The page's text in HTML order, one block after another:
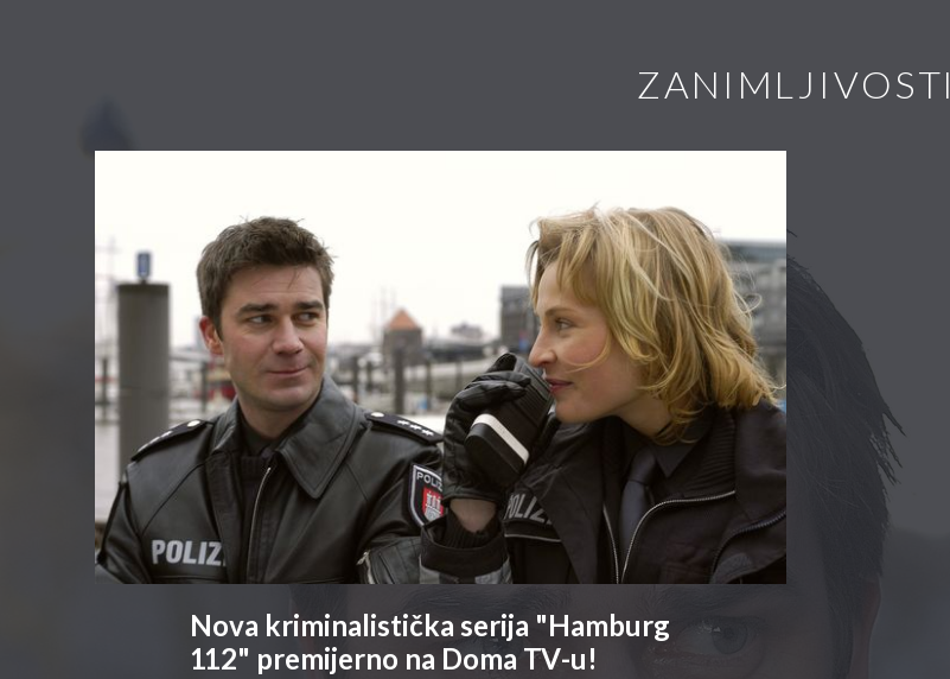
ZANIMLJIVOSTI
Nova kriminalistička serija "Hamburg
112" premijerno na Doma TV-u!